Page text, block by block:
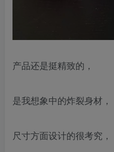
产品还是挺精致的，
是我想象中的炸裂身材，
尺寸方面设计的很考究，